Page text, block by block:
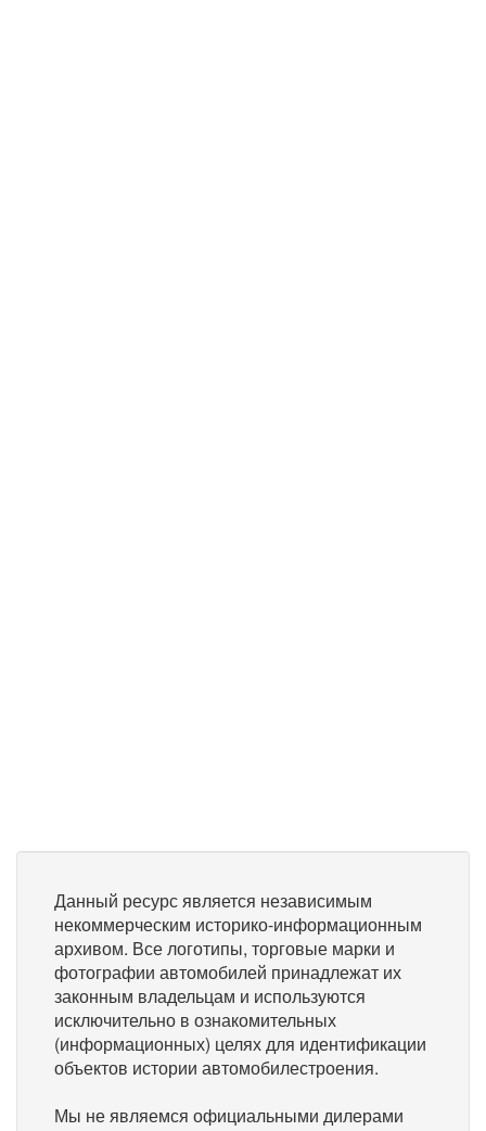
Данный ресурс является независимым
некоммерческим историко-информационным
архивом. Все логотипы, торговые марки и
фотографии автомобилей принадлежат их
законным владельцам и используются
исключительно в ознакомительных
(информационных) целях для идентификации
объектов истории автомобилестроения.
Мы не являемся официальными дилерами